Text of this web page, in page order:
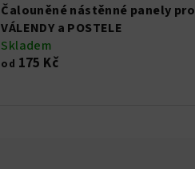
Čalouněné nástěnné panely pro
VÁLENDY a POSTELE
Skladem
od 175 Kč